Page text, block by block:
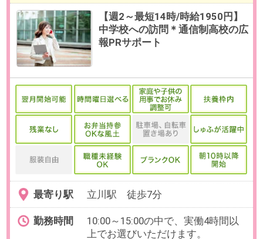
お仕事番号：100103011
9月【出社は1日のみ！週4日在宅
OK＠渋谷】デジタルマーケティ
ング企業で営業事務
最寄り駅
渋谷駅 徒歩10分谷エリアでお探
しの方にもおすすめです！
勤務時間 9:30～19:00の中で、実働6時間以上
でお選びいただけます。
【例】9:30～16:30、10:00～
17:00（各休憩60分）など
ありません。